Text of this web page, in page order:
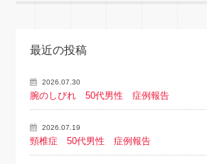
最近の投稿
2026.07.30
腕のしびれ 50代男性 症例報告
2026.07.19
頸椎症 50代男性 症例報告